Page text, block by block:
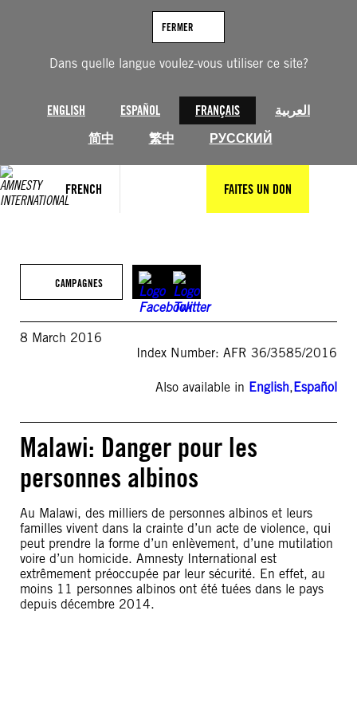
Dans quelle langue voulez-vous utiliser ce site?
ENGLISH ESPAÑOL FRANÇAIS
العربية
简中
繁中 РУССКИЙ
FERMER
FRENCH FAITES UN DON
CAMPAGNES
8 March 2016
Index Number: AFR 36/3585/2016
Also available in English,Español
Malawi: Danger pour les
personnes albinos
Au Malawi, des milliers de personnes albinos et leurs
familles vivent dans la crainte d’un acte de violence, qui
peut prendre la forme d’un enlèvement, d’une mutilation
voire d’un homicide. Amnesty International est
extrêmement préoccupée par leur sécurité. En effet, au
moins 11 personnes albinos ont été tuées dans le pays
depuis décembre 2014.